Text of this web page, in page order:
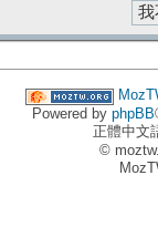
Powered by phpBB
正體中文
©